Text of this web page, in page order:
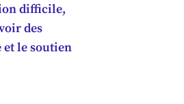
difficile,
des
et le soutien